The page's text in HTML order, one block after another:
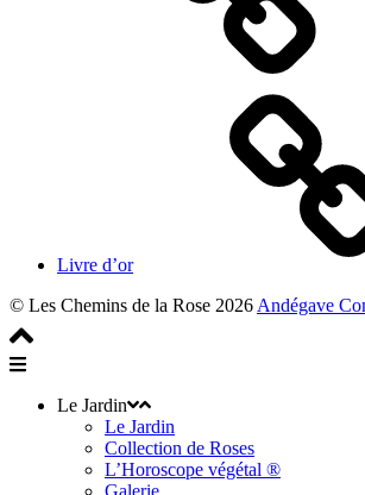
Livre d’or
© Les Chemins de la Rose 2026 Andégave
Le Jardin
Le Jardin
Collection de Roses
L’Horoscope végétal ®